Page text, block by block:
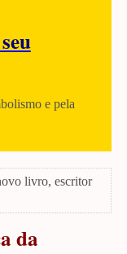
e pela
livro, escritor
da